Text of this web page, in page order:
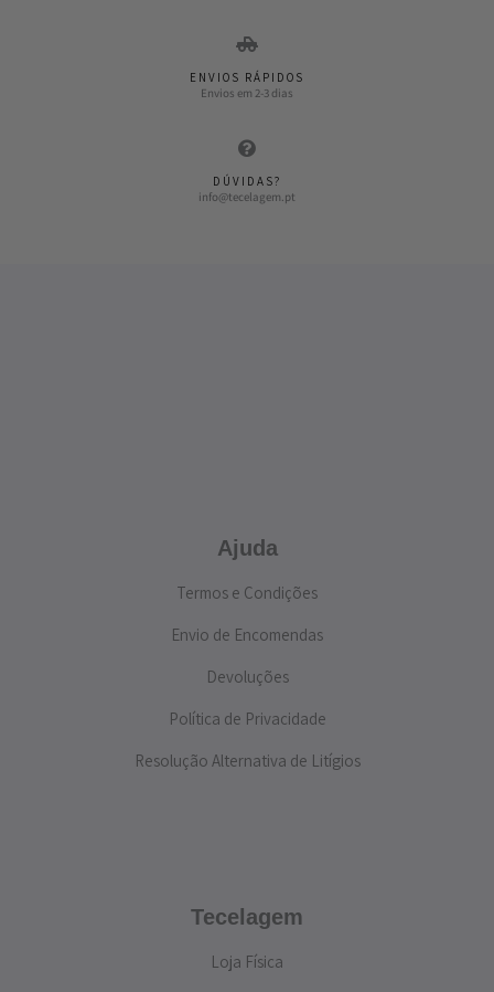
ENVIOS RÁPIDOS
Envios em 2-3 dias
DÚVIDAS?
info@tecelagem.pt
Ajuda
Termos e Condições
Envio de Encomendas
Devoluções
Política de Privacidade
Resolução Alternativa de Litígios
Tecelagem
Loja Física